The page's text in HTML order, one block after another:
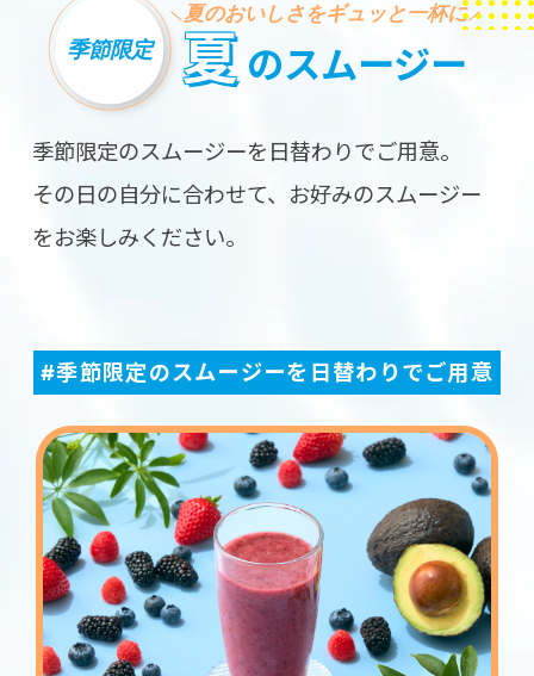
季節限定
夏のおいしさをギュッと一杯に
夏 のスムージー
季節限定のスムージーを日替わりでご用意。
その日の自分に合わせて、お好みのスムージー
をお楽しみください。
#季節限定のスムージーを日替わりでご用意